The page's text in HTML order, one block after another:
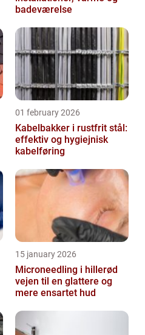
badeværelse
01 february 2026
Kabelbakker i rustfrit stål:
effektiv og hygiejnisk
kabelføring
15 january 2026
Microneedling i hillerød
vejen til en glattere og
mere ensartet hud